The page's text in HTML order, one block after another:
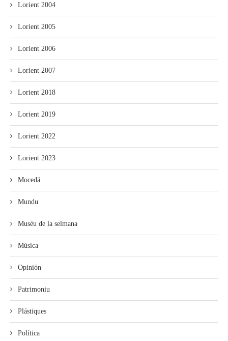
Lorient 2004
Lorient 2005
Lorient 2006
Lorient 2007
Lorient 2018
Lorient 2019
Lorient 2022
Lorient 2023
Mocedá
Mundu
Muséu de la selmana
Música
Opinión
Patrimoniu
Plástiques
Política